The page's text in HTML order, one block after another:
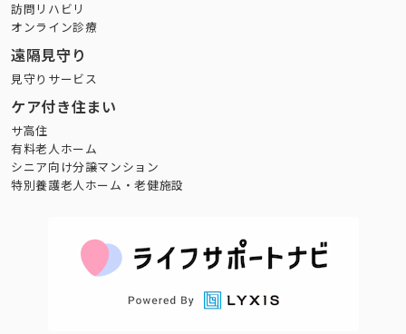
訪問リハビリ
オンライン診療
遠隔見守り
見守りサービス
ケア付き住まい
サ高住
有料老人ホーム
シニア向け分譲マンション
特別養護老人ホーム・老健施設